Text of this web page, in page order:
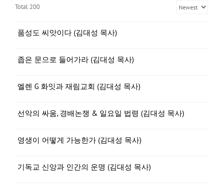
Total 200
품성도 씨앗이다 (김대성 목사)
좁은 문으로 들어가라 (김대성 목사)
엘렌 G 화잇과 재림교회 (김대성 목사)
선악의 싸움, 경배논쟁 & 일요일 법령 (김대성 목사)
영생이 어떻게 가능한가 (김대성 목사)
기독교 신앙과 인간의 운명 (김대성 목사)